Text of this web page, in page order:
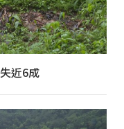
近6成